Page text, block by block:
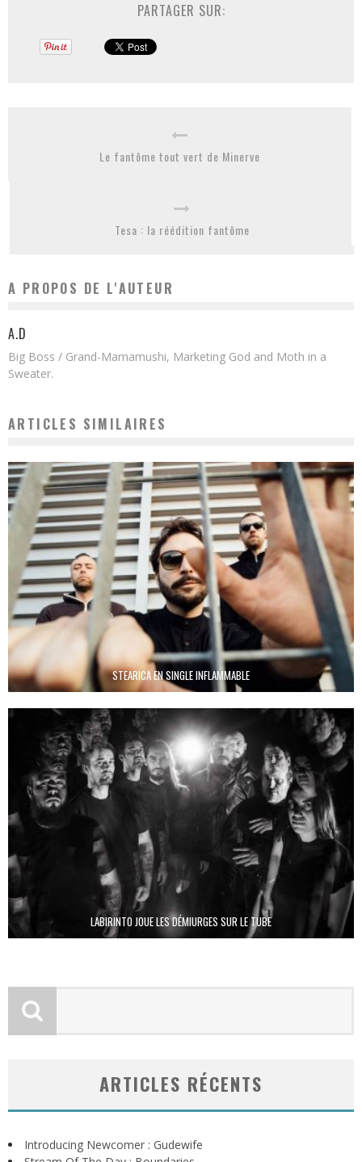
PARTAGER SUR:
Le fantôme tout vert de Minerve
Tesa : la réédition fantôme
A PROPOS DE L'AUTEUR
A.D
Big Boss / Grand-Mamamushi, Marketing God and Moth in a
Sweater.
ARTICLES SIMILAIRES
STEARICA EN SINGLE INFLAMMABLE
LABIRINTO JOUE LES DÉMIURGES SUR LE TUBE
ARTICLES RÉCENTS
Introducing Newcomer : Gudewife